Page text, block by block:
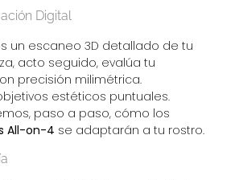
Digital
un escaneo 3D detallado de tu
acto seguido, evalúa tu
precisión milimétrica.
estéticos puntuales.
paso a paso, cómo los
All-on-4 se adaptarán a tu rostro.